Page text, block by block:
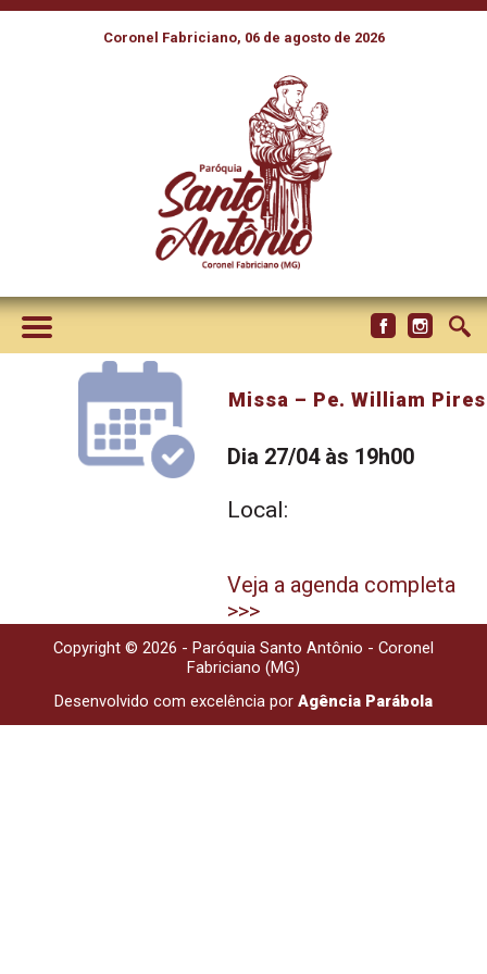
Coronel Fabriciano, 06 de agosto de 2026
Missa – Pe. William Pires
Dia 27/04 às 19h00
Local:
Veja a agenda completa
>>>
Copyright © 2026 - Paróquia Santo Antônio - Coronel
Fabriciano (MG)
Desenvolvido com excelência por Agência Parábola